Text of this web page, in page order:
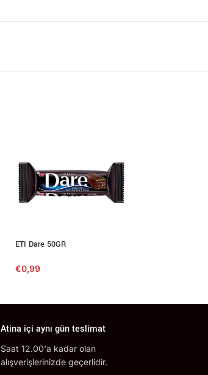
ETI Dare 50GR
€0,99
Atina içi aynı gün teslimat
Saat 12.00'a kadar olan
alışverişlerinizde geçerlidir.